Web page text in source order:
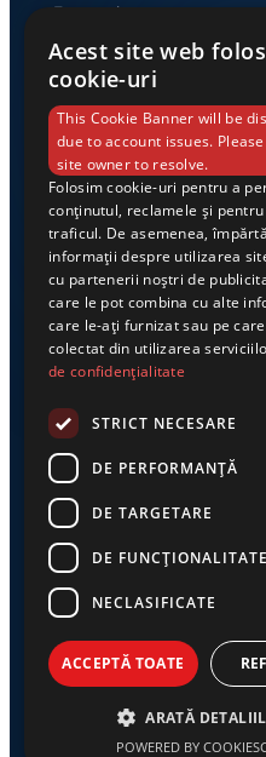
Economie
Link-uri utile
Despre noi
Casa de editură Exclusiv
© 2026 Ziarul Exclusiv –
Acest site web
cookie-uri
This Cookie Banner will be
due to account issues.
site owner to resolve.
Folosim cookie-uri pentru a
conținutul, reclamele și
traficul. De asemenea,
informații despre utilizarea
cu partenerii noștri de
care le pot combina cu alte
care le-ați furnizat sau pe
colectat din utilizarea
de confidențialitate
STRICT NECESARE
DE PERFORMANȚĂ
DE TARGETARE
DE FUNCŢIONALITATE
NECLASIFICATE
ACCEPTĂ TOATE
ARATĂ
POWERED BY